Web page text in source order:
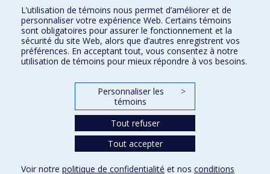
Orthophonie et audiologie
Réadaptation
Directions
L’utilisation de témoins nous permet d’améliorer et de
personnaliser votre expérience Web. Certains témoins
sont obligatoires pour assurer le fonctionnement et la
sécurité du site Web, alors que d’autres enregistrent vos
préférences. En acceptant tout, vous consentez à notre
utilisation de témoins pour mieux répondre à vos besoins.
Personnaliser les
témoins
>
Tout refuser
Tout accepter
Voir notre politique de confidentialité et nos conditions